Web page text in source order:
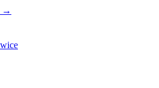
→